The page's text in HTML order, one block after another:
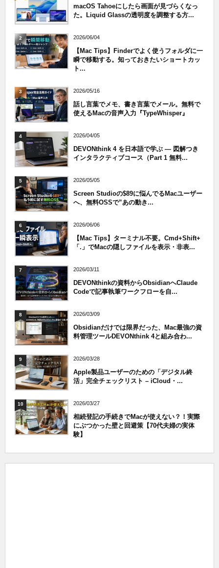
macOS Tahoeにしたら画面が見づらくなっ
た。Liquid Glassの透明度を調整する方...
2 2026/06/04
【Mac Tips】Finderでよく使うフォルダに一
瞬で移動する。知っておきたいショートカッ
ト...
3 2026/05/16
話し言葉でメモ、書き言葉でメール。無料で
使えるMacの音声入力『TypeWhisper』
4 2026/04/05
DEVONthink 4 を日本語で学ぶ — 図解つき
インタラクティブコース（Part 1 無料...
5 2026/05/05
Screen Studioの$89に悩んでるMacユーザー
へ、無料OSSで”あの動き...
6 2026/06/06
【Mac Tips】ターミナル不要。Cmd+Shift+
「.」でMacの隠しファイルを表示・非表...
7 2026/03/11
DEVONthinkの資料からObsidianへClaude
Codeで記事執筆ワークフローを自...
8 2026/03/09
Obsidianだけでは限界だった、Mac最強の資
料管理ツールDEVONthink 4と組み合わ...
9 2026/03/28
Apple製品ユーザーのための「デジタル終
活」完全チェックリスト – iCloud・...
10 2026/03/27
相続登記の手続きでMacが使えない？！実際
にぶつかった壁と回避策【70代夫婦の実体
験】